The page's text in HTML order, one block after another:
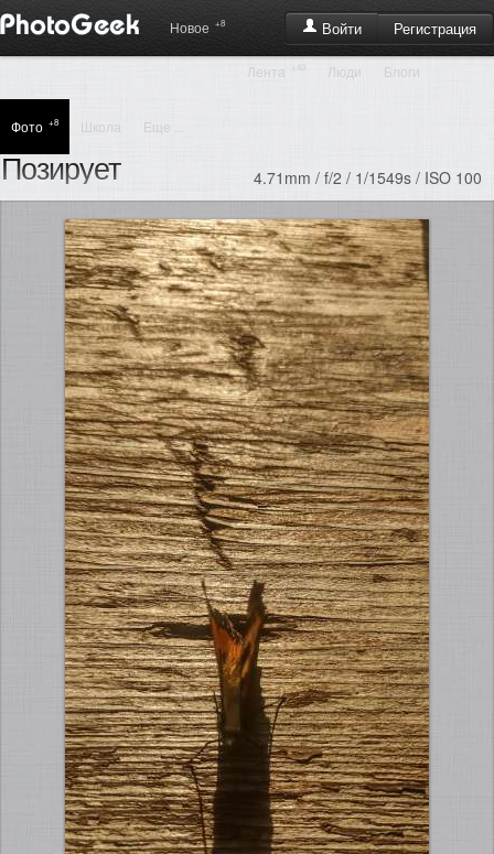
Войти Регистрация
Новое +8
Лента +43 Люди Блоги
Фото +8 Школа Еще ...
Позирует 4.71mm / f/2 / 1/1549s / ISO 100